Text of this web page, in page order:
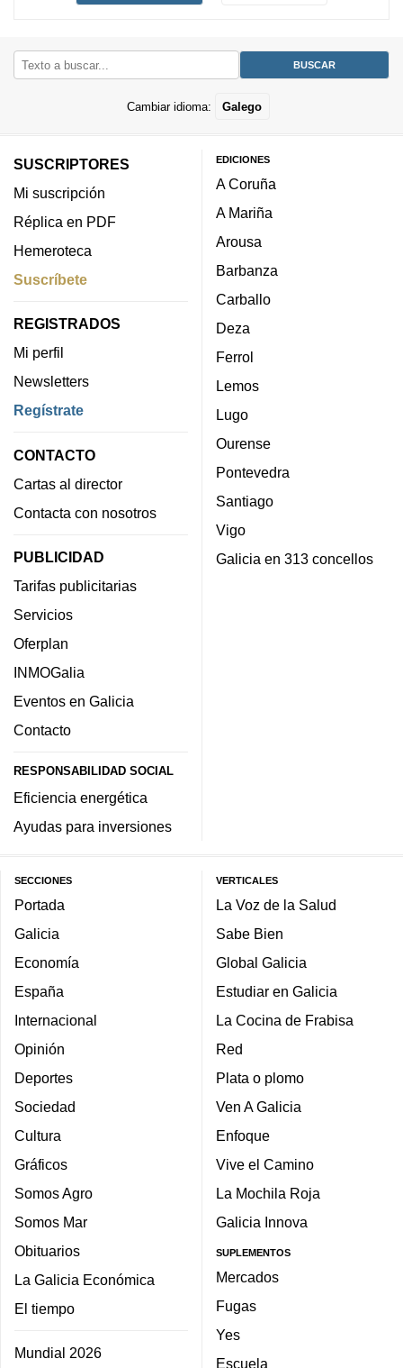
Cambiar idioma: Galego
SUSCRIPTORES
Mi suscripción
Réplica en PDF
Hemeroteca
Suscríbete
REGISTRADOS
Mi perfil
Newsletters
Regístrate
CONTACTO
Cartas al director
Contacta con nosotros
PUBLICIDAD
Tarifas publicitarias
Servicios
Oferplan
INMOGalia
Eventos en Galicia
Contacto
RESPONSABILIDAD SOCIAL
Eficiencia energética
Ayudas para inversiones
EDICIONES
A Coruña
A Mariña
Arousa
Barbanza
Carballo
Deza
Ferrol
Lemos
Lugo
Ourense
Pontevedra
Santiago
Vigo
Galicia en 313 concellos
SECCIONES
Portada
Galicia
Economía
España
Internacional
Opinión
Deportes
Sociedad
Cultura
Gráficos
Somos Agro
Somos Mar
Obituarios
La Galicia Económica
El tiempo
Mundial 2026
VERTICALES
La Voz de la Salud
Sabe Bien
Global Galicia
Estudiar en Galicia
La Cocina de Frabisa
Red
Plata o plomo
Ven A Galicia
Enfoque
Vive el Camino
La Mochila Roja
Galicia Innova
SUPLEMENTOS
Mercados
Fugas
Yes
Escuela